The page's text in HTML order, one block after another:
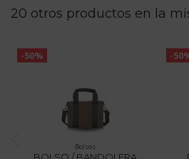
20 otros productos en la
-50%
Bolsos
-